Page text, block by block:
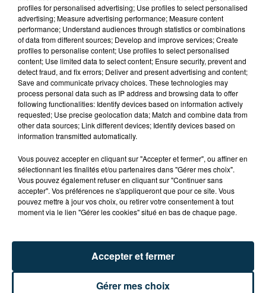
APRÈS UN CASSE EN HAUTE-LOIRE, LES
VOLEURS ARRÊTÉS À...
SAINT-ETIENNE : DÉPART DE FEU RUE ROGER
SALENGRO, LE SECTEUR À ÉVITER
profiles for personalised advertising; Use profiles to select personalised
advertising; Measure advertising performance; Measure content
performance; Understand audiences through statistics or combinations
of data from different sources; Develop and improve services; Create
profiles to personalise content; Use profiles to select personalised
content; Use limited data to select content; Ensure security, prevent and
detect fraud, and fix errors; Deliver and present advertising and content;
Save and communicate privacy choices. These technologies may
process personal data such as IP address and browsing data to offer
following functionalities: Identify devices based on information actively
requested; Use precise geolocation data; Match and combine data from
other data sources; Link different devices; Identify devices based on
information transmitted automatically.
Vous pouvez accepter en cliquant sur "Accepter et fermer", ou affiner en
sélectionnant les finalités et/ou partenaires dans "Gérer mes choix".
Vous pouvez également refuser en cliquant sur "Continuer sans
accepter". Vos préférences ne s'appliqueront que pour ce site. Vous
pouvez mettre à jour vos choix, ou retirer votre consentement à tout
moment via le lien "Gérer les cookies" situé en bas de chaque page.
Gérer mes choix
Accepter et fermer